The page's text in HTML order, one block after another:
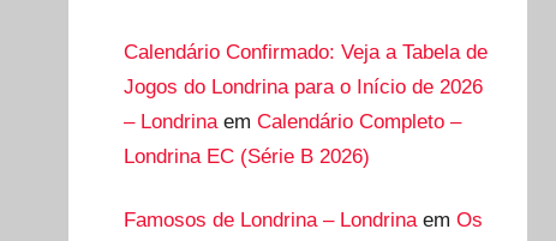
Calendário Confirmado: Veja a Tabela de
Jogos do Londrina para o Início de 2026
– Londrinaem Calendário Completo –
Londrina EC (Série B 2026)
Famosos de Londrina – Londrinaem Os